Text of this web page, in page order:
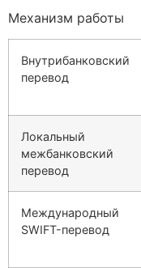
Механизм работы
Внутрибанковский
перевод
Локальный
межбанковский
перевод
Международный
SWIFT-перевод